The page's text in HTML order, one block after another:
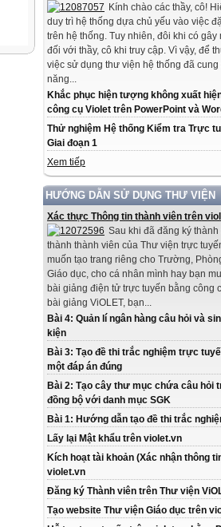
Kính chào các thầy, cô!
duy trì hệ thống dựa chủ yếu vào việc
trên hệ thống. Tuy nhiên, đôi khi có gây
đối với thầy, cô khi truy cập. Vì vậy, để
việc sử dụng thư viện hệ thống đã
năng...
Khắc phục hiện tượng không xuất
công cụ Violet trên PowerPoint và
Thử nghiệm Hệ thống Kiểm tra Trực
Giai đoạn 1
Xem tiếp
HƯỚNG DẪN SỬ DỤNG THƯ VIỆN
Xác thực Thông tin thành viên trên
Sau khi đã đăng ký
thành thành viên của Thư viện trực
muốn tạo trang riêng cho Trường,
Giáo dục, cho cá nhân mình hay bạn
bài giảng điện tử trực tuyến bằng công
bài giảng ViOLET, bạn...
Bài 4: Quản lí ngân hàng câu hỏi và
kiện
Bài 3: Tạo đề thi trắc nghiệm trực
một đáp án đúng
Bài 2: Tạo cây thư mục chứa câu hỏi
đồng bộ với danh mục SGK
Bài 1: Hướng dẫn tạo đề thi trắc
Lấy lại Mật khẩu trên violet.vn
Kích hoạt tài khoản (Xác nhận thông
violet.vn
Đăng ký Thành viên trên Thư viện
Tạo website Thư viện Giáo dục trên